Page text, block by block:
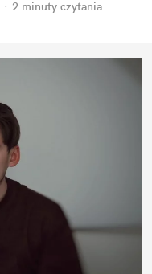
· 2 minuty czytania